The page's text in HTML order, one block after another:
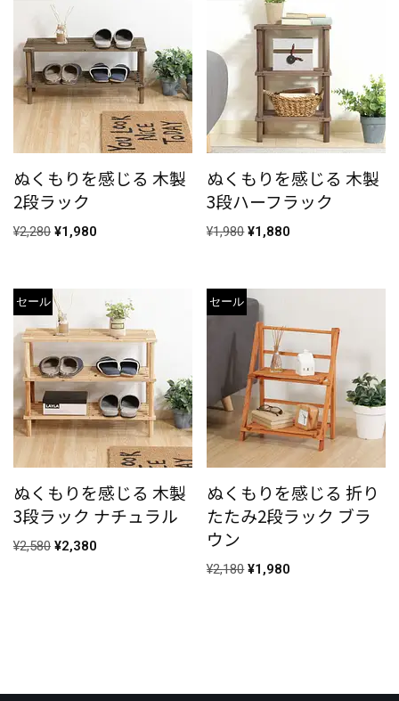
ぬくもりを感じる 木製
2段ラック
¥2,280 ¥1,980
ぬくもりを感じる 木製
3段ハーフラック
¥1,980 ¥1,880
セール
ぬくもりを感じる 木製
3段ラック ナチュラル
¥2,580 ¥2,380
セール
ぬくもりを感じる 折り
たたみ2段ラック ブラ
ウン
¥2,180 ¥1,980